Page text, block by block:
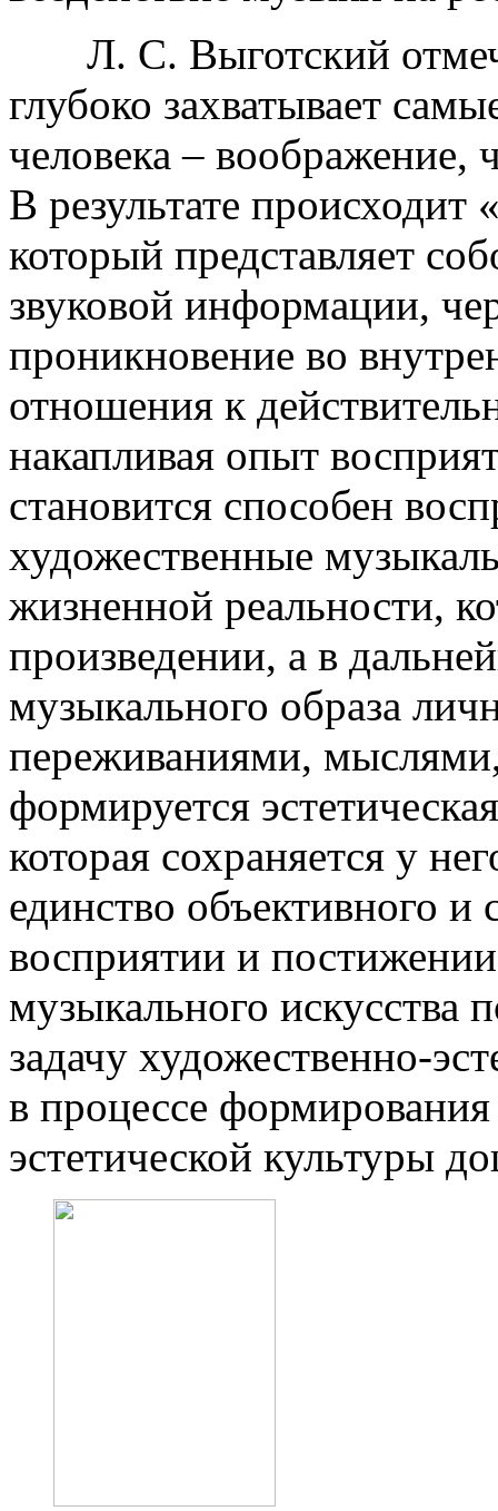
Л. С. Выготский
глубоко захватывает
человека – воображение,
В результате происходит
который представляет
звуковой информации,
проникновение во
отношения к
накапливая опыт
становится способен
художественные
жизненной реальности,
произведении, а в
музыкального образа
переживаниями,
формируется
которая сохраняется у
единство объективного и
восприятии и
музыкального искусства
задачу художественно-
в процессе
эстетической культуры